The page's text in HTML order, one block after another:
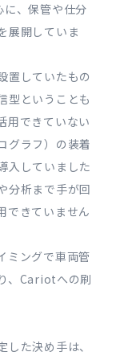
に、保管や仕分
展開していま
置していたもの
型ということも
用できていない
グラフ）の装着
入していました
分析まで手が回
できていません
ミングで車両管
、Cariotへの刷
た決め手は、